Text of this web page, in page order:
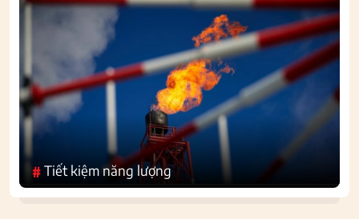
#Tiết kiệm năng lượng